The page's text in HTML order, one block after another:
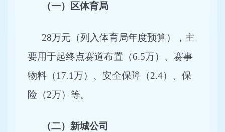
（一）区体育局
28万元（列入体育局年度预算），主
要用于起终点赛道布置（6.5万）、赛事
物料（17.1万）、安全保障（2.4）、保
险（2万）等。
（二）新城公司